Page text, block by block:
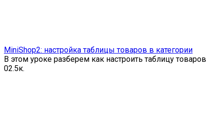
MiniShop2: настройка таблицы товаров в категории
В этом уроке разберем как настроить таблицу товаров
02.5к.